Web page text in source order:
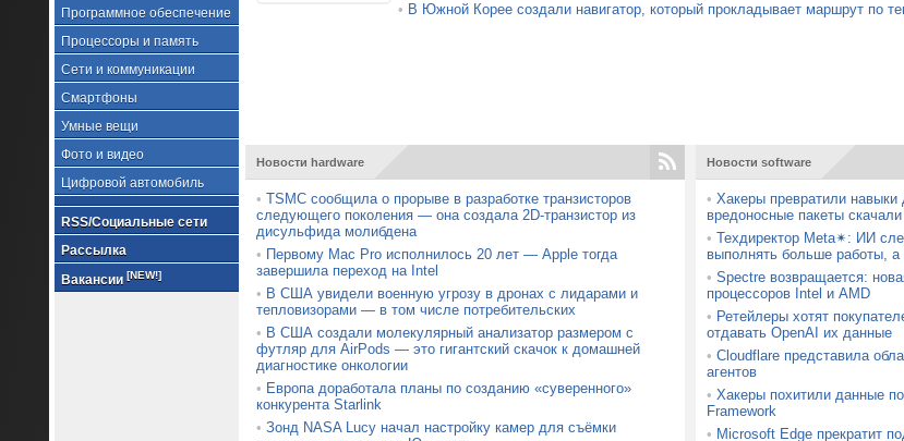
Программное обеспечение
Процессоры и память
Сети и коммуникации
Смартфоны
Умные вещи
Фото и видео
Цифровой автомобиль
RSS/Социальные сети
Рассылка
Вакансии [NEW!]
• В Южной Корее создали навигатор, который прокладывает маршрут по
Новости hardware
• TSMC сообщила о прорыве в разработке транзисторов
следующего поколения — она создала 2D-транзистор из
дисульфида молибдена
• Первому Mac Pro исполнилось 20 лет — Apple тогда
завершила переход на Intel
• В США увидели военную угрозу в дронах с лидарами и
тепловизорами — в том числе потребительских
• В США создали молекулярный анализатор размером с
футляр для AirPods — это гигантский скачок к домашней
диагностике онкологии
• Европа доработала планы по созданию «суверенного»
конкурента Starlink
• Зонд NASA Lucy начал настройку камер для съёмки
Новости software
• Хакеры превратили
вредоносные пакеты
• Техдиректор Meta✴: ИИ
выполнять больше работы,
• Spectre возвращается:
процессоров Intel и AMD
• Ретейлеры хотят
отдавать OpenAI их данные
• Cloudflare представила
агентов
• Хакеры похитили данные
Framework
• Microsoft Edge прекратит